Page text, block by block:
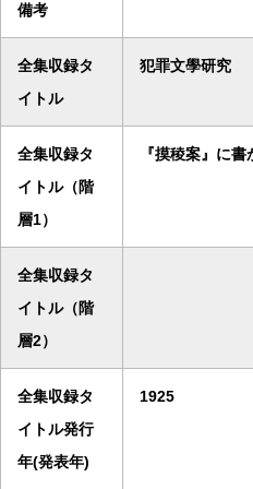
備考
全集収録タ
イトル
犯罪文學研究
全集収録タ
イトル（階
層1）
『摸稜案』に
全集収録タ
イトル（階
層2）
全集収録タ
イトル発行
年(発表年)
1925